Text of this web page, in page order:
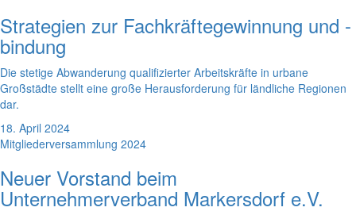
Strategien zur Fachkräftegewinnung und -
bindung
Die stetige Abwanderung qualifizierter Arbeitskräfte in urbane
Großstädte stellt eine große Herausforderung für ländliche Regionen
dar.
18. April 2024
Mitgliederversammlung 2024
Neuer Vorstand beim
Unternehmerverband Markersdorf e.V.